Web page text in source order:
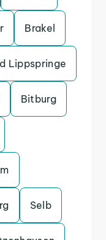
Brakel
Lippspringe
Bitburg
Selb